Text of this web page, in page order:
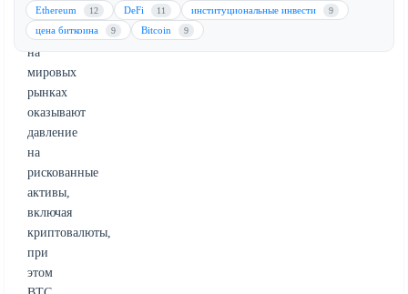
неприятия
риска
на
мировых
рынках
оказывают
давление
на
рискованные
активы,
включая
криптовалюты,
при
этом
Ethereum 12 DeFi 11 институциональные инвести 9
цена биткоина 9 Bitcoin 9